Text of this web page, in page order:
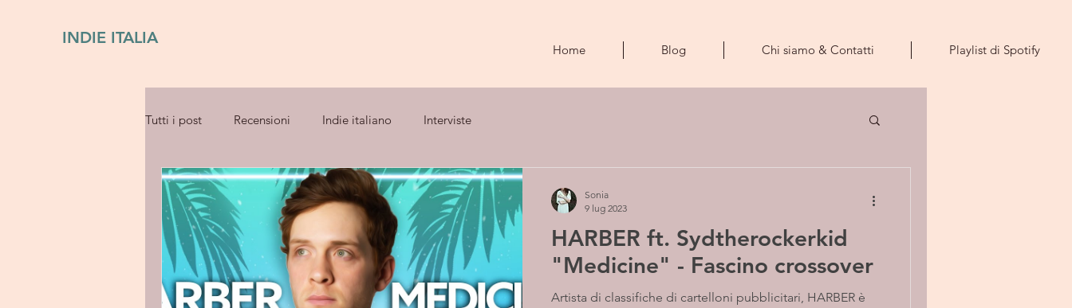
INDIE ITALIA
Home Blog Chi siamo & Contatti Playlist di Spotify
Tutti i post Recensioni Indie italiano Interviste
HARBER ft. Sydtherockerkid
"Medicine" - Fascino crossover
Artista di classifiche di cartelloni pubblicitari, HARBER è
Sonia
9 lug 2023